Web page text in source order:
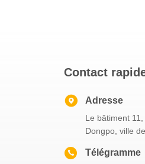
Contact
Adresse
Le bâtiment
Dongpo, ville
Télégramme